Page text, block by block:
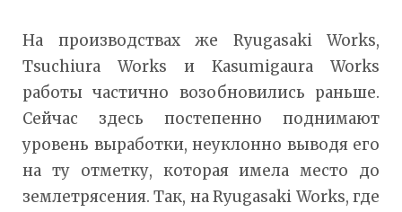
На производствах же Ryugasaki Works,
Tsuchiura Works и Kasumigaura Works
работы частично возобновились раньше.
Сейчас здесь постепенно поднимают
уровень выработки, неуклонно выводя его
на ту отметку, которая имела место до
землетрясения. Так, на Ryugasaki Works, где